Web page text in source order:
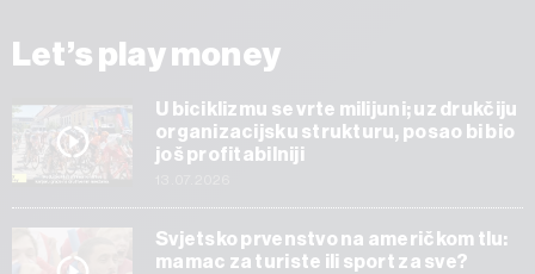
Let’s play money
U biciklizmu se vrte milijuni; uz drukčiju
organizacijsku strukturu, posao bi bio
još profitabilniji
Svjetsko prvenstvo na američkom tlu:
mamac za turiste ili sport za sve?